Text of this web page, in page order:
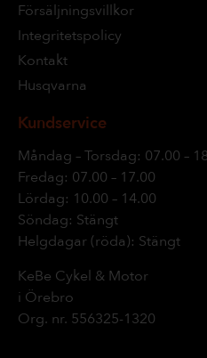
Försäljningsvillkor
Integritetspolicy
Kontakt
Husqvarna
Kundservice
Måndag – Torsdag: 07.00 –
Fredag: 07.00 – 17.00
Lördag: 10.00 – 14.00
Söndag: Stängt
Helgdagar (röda): Stängt
KeBe Cykel & Motor
i Örebro
Org. nr. 556325-1320